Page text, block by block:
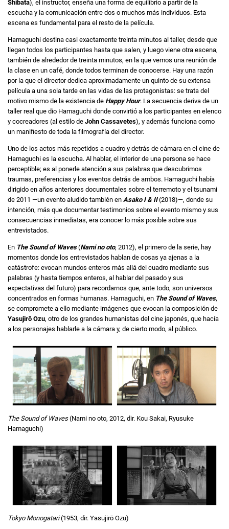
Shibata), el instructor, enseña una forma de equilibrio a partir de la
escucha y la comunicación entre dos o muchos más individuos. Esta
escena es fundamental para el resto de la película.
Hamaguchi destina casi exactamente treinta minutos al taller, desde que
llegan todos los participantes hasta que salen, y luego viene otra escena,
también de alrededor de treinta minutos, en la que vemos una reunión de
la clase en un café, donde todos terminan de conocerse. Hay una razón
por la que el director dedica aproximadamente un quinto de su extensa
película a una sola tarde en las vidas de las protagonistas: se trata del
motivo mismo de la existencia de Happy Hour. La secuencia deriva de un
taller real que dio Hamaguchi donde convirtió a los participantes en elenco
y cocreadores (al estilo de John Cassavetes), y además funciona como
un manifiesto de toda la filmografía del director.
Uno de los actos más repetidos a cuadro y detrás de cámara en el cine de
Hamaguchi es la escucha. Al hablar, el interior de una persona se hace
perceptible; es al ponerle atención a sus palabras que descubrimos
traumas, preferencias y los eventos detrás de ambos. Hamaguchi había
dirigido en años anteriores documentales sobre el terremoto y el tsunami
de 2011 —un evento aludido también en Asako I & II(2018)—, donde su
intención, más que documentar testimonios sobre el evento mismo y sus
consecuencias inmediatas, era conocer lo más posible sobre sus
entrevistados.
En The Sound of Waves(Nami no oto, 2012), el primero de la serie, hay
momentos donde los entrevistados hablan de cosas ya ajenas a la
catástrofe: evocan mundos enteros más allá del cuadro mediante sus
palabras (y hasta tiempos enteros, al hablar del pasado y sus
expectativas del futuro) para recordarnos que, ante todo, son universos
concentrados en formas humanas. Hamaguchi, en The Sound of Waves,
se compromete a ello mediante imágenes que evocan la composición de
Yasujirō Ozu, otro de los grandes humanistas del cine japonés, que hacía
a los personajes hablarle a la cámara y, de cierto modo, al público.
The Sound of Waves(Nami no oto, 2012, dir. Kou Sakai, Ryusuke
Hamaguchi)
Tokyo Monogatari(1953, dir. Yasujirō Ozu)